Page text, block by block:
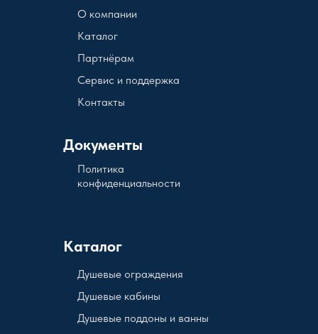
О компании
Документы
Каталог
Политика
конфиденциальности
Партнёрам
Сервис и поддержка
Контакты
Каталог
Душевые кабины
Душевые поддоны и ванны
Душевые ограждения